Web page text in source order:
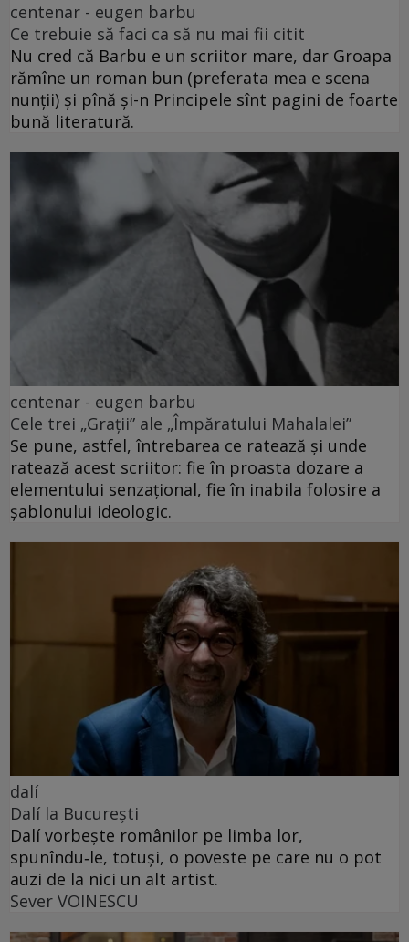
centenar - eugen barbu
Ce trebuie să faci ca să nu mai fii citit
Nu cred că Barbu e un scriitor mare, dar Groapa
rămîne un roman bun (preferata mea e scena
nunții) și pînă și-n Principele sînt pagini de foarte
bună literatură.
centenar - eugen barbu
Cele trei „Grații” ale „Împăratului Mahalalei”
Se pune, astfel, întrebarea ce ratează și unde
ratează acest scriitor: fie în proasta dozare a
elementului senzațional, fie în inabila folosire a
șablonului ideologic.
dalí
Dalí la București
Dalí vorbește românilor pe limba lor,
spunîndu‑le, totuși, o poveste pe care nu o pot
auzi de la nici un alt artist.
Sever VOINESCU